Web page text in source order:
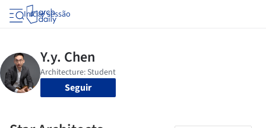
Iniciar sessão
Seguir